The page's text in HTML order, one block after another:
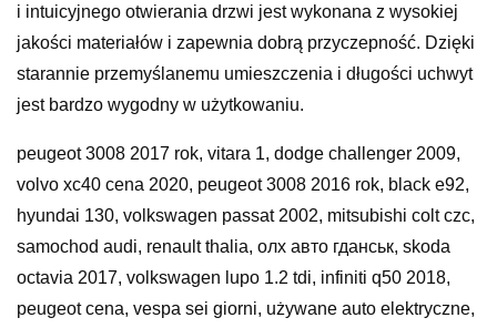
i intuicyjnego otwierania drzwi jest wykonana z wysokiej
jakości materiałów i zapewnia dobrą przyczepność. Dzięki
starannie przemyślanemu umieszczenia i długości uchwyt
jest bardzo wygodny w użytkowaniu.
peugeot 3008 2017 rok, vitara 1, dodge challenger 2009,
volvo xc40 cena 2020, peugeot 3008 2016 rok, black e92,
hyundai 130, volkswagen passat 2002, mitsubishi colt czc,
samochod audi, renault thalia, олх авто гданськ, skoda
octavia 2017, volkswagen lupo 1.2 tdi, infiniti q50 2018,
peugeot cena, vespa sei giorni, używane auto elektryczne,